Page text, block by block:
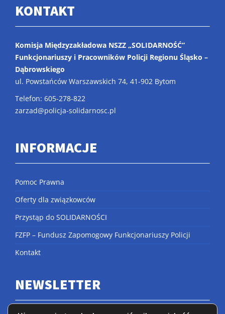
KONTAKT
Komisja Międzyzakładowa NSZZ „SOLIDARNOŚĆ”
Funkcjonariuszy i Pracowników Policji Regionu Śląsko –
Dąbrowskiego
ul. Powstańców Warszawskich 74, 41-902 Bytom
Telefon: 605-278-822
zarzad@policja-solidarnosc.pl
INFORMACJE
Pomoc Prawna
Oferty dla związkowców
Przystąp do SOLIDARNOŚCI
FZFP – Fundusz Zapomogowy Funkcjonariuszy Policji
Kontakt
NEWSLETTER